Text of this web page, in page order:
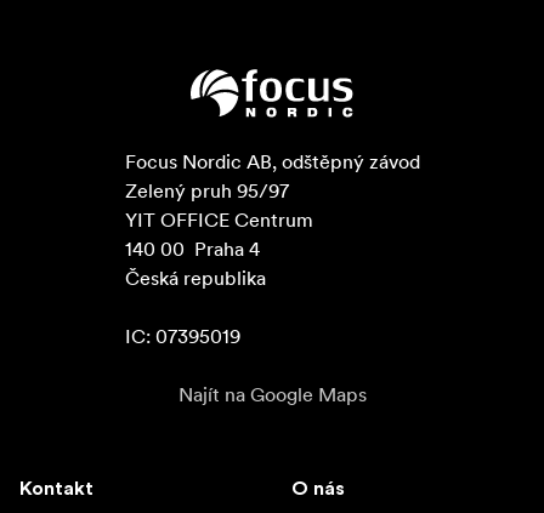
Focus Nordic AB, odštěpný závod
Zelený pruh 95/97
YIT OFFICE Centrum
140 00  Praha 4
Česká republika
IC: 07395019
Najít na Google Maps
Kontakt O nás